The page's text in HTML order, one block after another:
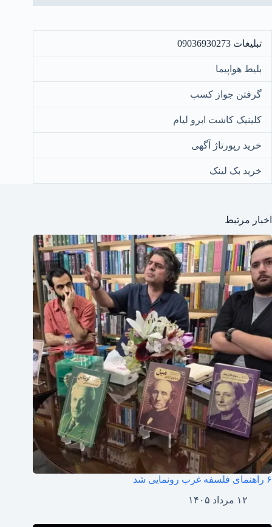
تبلیغات 09036930273
بلیط هواپیما
گرفتن جواز کسب
کلینیک کاشت ابرو لیام
خرید رپورتاژ آگهی
خرید بک لینک
اخبار مرتبط
۶ راهنمای فلسفه غرب رونمایی شد
۱۲ مرداد ۱۴۰۵